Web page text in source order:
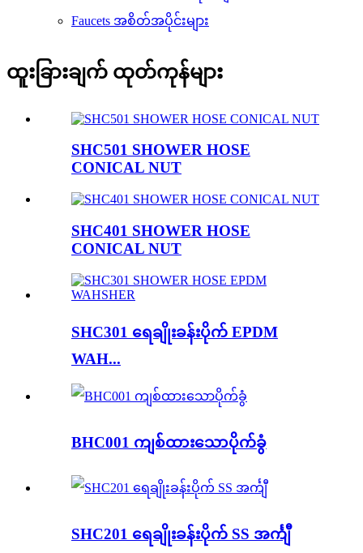
Faucets အစိတ်အပိုင်းများ
ထူးခြားချက် ထုတ်ကုန်များ
SHC501 SHOWER HOSE
CONICAL NUT
SHC401 SHOWER HOSE
CONICAL NUT
SHC301 ရေချိုးခန်းပိုက် EPDM
WAH...
BHC001 ကျစ်ထားသောပိုက်ခွံ
SHC201 ရေချိုးခန်းပိုက် SS အင်္ကျီ